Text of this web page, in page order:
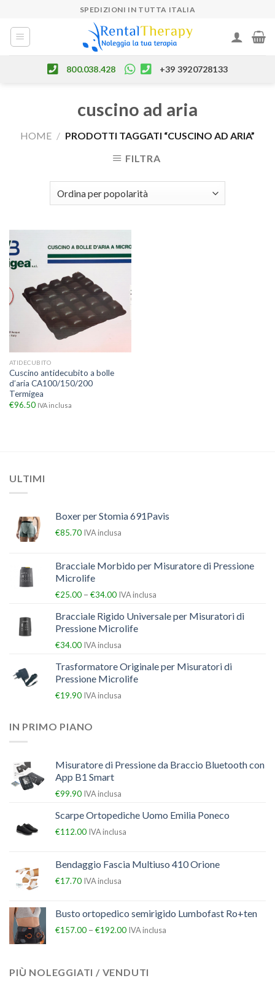
content
SPEDIZIONI IN TUTTA ITALIA
800.038.428 +39 3920728133
cuscino ad aria
HOME / PRODOTTI TAGGATI “CUSCINO AD ARIA”
FILTRA
ATIDECUBITO
Cuscino antidecubito a bolle
d’aria CA100/150/200
Termigea
€96.50 IVA inclusa
ULTIMI
Boxer per Stomia 691Pavis
€85.70 IVA inclusa
Bracciale Morbido per Misuratore di Pressione
Microlife
€25.00 – €34.00 IVA inclusa
Bracciale Rigido Universale per Misuratori di
Pressione Microlife
€34.00 IVA inclusa
Trasformatore Originale per Misuratori di
Pressione Microlife
€19.90 IVA inclusa
IN PRIMO PIANO
Misuratore di Pressione da Braccio Bluetooth con
App B1 Smart
€99.90 IVA inclusa
Scarpe Ortopediche Uomo Emilia Poneco
€112.00 IVA inclusa
Bendaggio Fascia Multiuso 410 Orione
€17.70 IVA inclusa
Busto ortopedico semirigido Lumbofast Ro+ten
€157.00 – €192.00 IVA inclusa
PIÙ NOLEGGIATI / VENDUTI